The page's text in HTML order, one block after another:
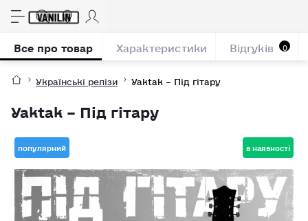
Українські релізи Yaktak – Під гітару
Yaktak – Під гітару
Все про товар Характеристики Відгуків 0
популярний в наявності